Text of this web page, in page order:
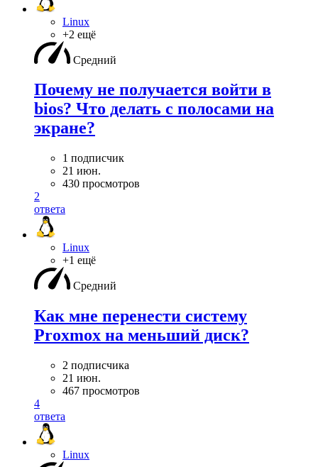
Linux
+2 ещё
Средний
Почему не получается войти в
bios? Что делать с полосами на
экране?
1 подписчик
21 июн.
430 просмотров
2
ответа
Linux
+1 ещё
Средний
Как мне перенести систему
Proxmox на меньший диск?
2 подписчика
21 июн.
467 просмотров
4
ответа
Linux